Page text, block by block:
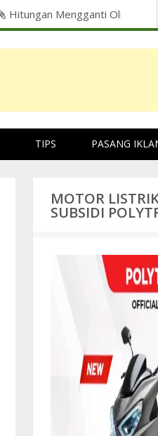
TIPS PASANG
MOTOR
SUBSIDI